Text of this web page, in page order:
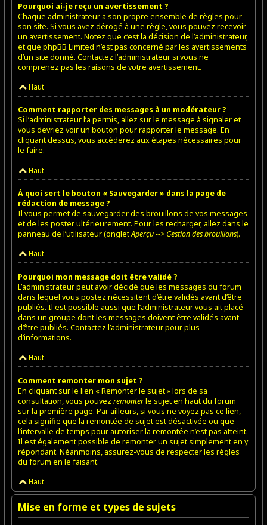
Pourquoi ai-je reçu un avertissement ?
Chaque administrateur a son propre ensemble de règles pour
son site. Si vous avez dérogé à une règle, vous pouvez recevoir
un avertissement. Notez que c’est la décision de l’administrateur,
et que phpBB Limited n’est pas concerné par les avertissements
d’un site donné. Contactez l’administrateur si vous ne
comprenez pas les raisons de votre avertissement.
Haut
Comment rapporter des messages à un modérateur ?
Si l’administrateur l’a permis, allez sur le message à signaler et
vous devriez voir un bouton pour rapporter le message. En
cliquant dessus, vous accéderez aux étapes nécessaires pour
le faire.
Haut
À quoi sert le bouton « Sauvegarder » dans la page de
rédaction de message ?
Il vous permet de sauvegarder des brouillons de vos messages
et de les poster ultérieurement. Pour les recharger, allez dans le
panneau de l’utilisateur (ongletAperçu --> Gestion des brouillons).
Haut
Pourquoi mon message doit être validé ?
L’administrateur peut avoir décidé que les messages du forum
dans lequel vous postez nécessitent d’être validés avant d’être
publiés. Il est possible aussi que l’administrateur vous ait placé
dans un groupe dont les messages doivent être validés avant
d’être publiés. Contactez l’administrateur pour plus
d’informations.
Haut
Comment remonter mon sujet ?
En cliquant sur le lien « Remonter le sujet » lors de sa
consultation, vous pouvez remonterle sujet en haut du forum
sur la première page. Par ailleurs, si vous ne voyez pas ce lien,
cela signifie que la remontée de sujet est désactivée ou que
l’intervalle de temps pour autoriser la remontée n’est pas atteint.
Il est également possible de remonter un sujet simplement en y
répondant. Néanmoins, assurez-vous de respecter les règles
du forum en le faisant.
Haut
Mise en forme et types de sujets